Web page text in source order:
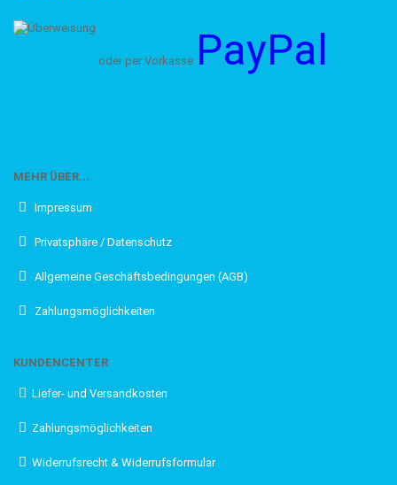
oder per Vorkasse PayPal
MEHR ÜBER...
Impressum
Privatsphäre / Datenschutz
Allgemeine Geschäftsbedingungen (AGB)
Zahlungsmöglichkeiten
KUNDENCENTER
Liefer- und Versandkosten
Zahlungsmöglichkeiten
Widerrufsrecht & Widerrufsformular